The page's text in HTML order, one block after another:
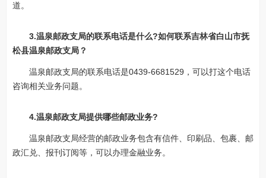
道。
3.温泉邮政支局的联系电话是什么?如何联系吉林省白山市抚
松县温泉邮政支局？
温泉邮政支局的联系电话是0439-6681529，可以打这个电话
咨询相关业务问题。
4.温泉邮政支局提供哪些邮政业务?
温泉邮政支局经营的邮政业务包含有信件、印刷品、包裹、邮
政汇兑、报刊订阅等，可以办理金融业务。